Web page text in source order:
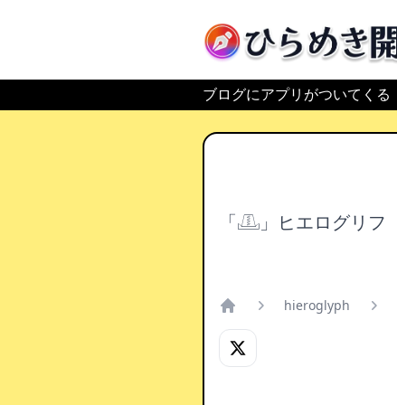
ひらめき開発
ブログにアプリがついてくる
「𓊚」ヒエログリフ
Home
hieroglyph